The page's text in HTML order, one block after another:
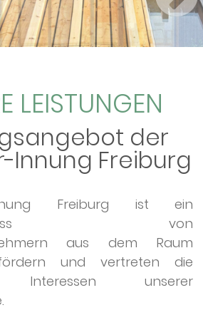
LEISTUNGEN
der
Innung Freiburg
Freiburg ist ein
von
aus dem Raum
und vertreten die
Interessen unserer